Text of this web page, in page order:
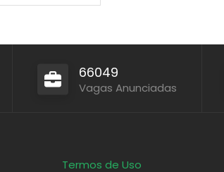
66049
Vagas Anunciadas
Termos de Uso